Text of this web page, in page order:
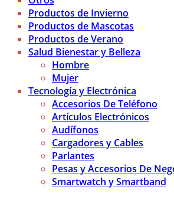
Productos de Invierno
Productos de Mascotas
Productos de Verano
Salud Bienestar y Belleza
Hombre
Mujer
Tecnología y Electrónica
Accesorios De Teléfono
Artículos Electrónicos
Audífonos
Cargadores y Cables
Parlantes
Pesas y Accesorios De
Smartwatch y Smartband